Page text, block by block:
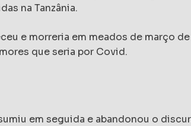
na Tanzânia.
e morreria em meados de março
que seria por Covid.
em seguida e abandonou o